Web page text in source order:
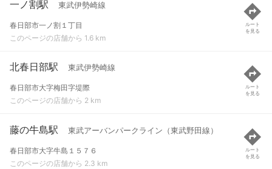
一ノ割駅 東武伊勢崎線
春日部市一ノ割１丁目
このページの店舗から 1.6 km
ルート
を見る
北春日部駅 東武伊勢崎線
春日部市大字梅田字堤際
このページの店舗から 2 km
ルート
を見る
藤の牛島駅 東武アーバンパークライン（東武野田線）
春日部市大字牛島１５７６
このページの店舗から 2.3 km
ルート
を見る